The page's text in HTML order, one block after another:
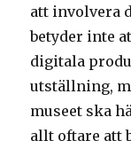
att involvera
betyder inte
digitala
utställning,
museet ska
allt oftare att